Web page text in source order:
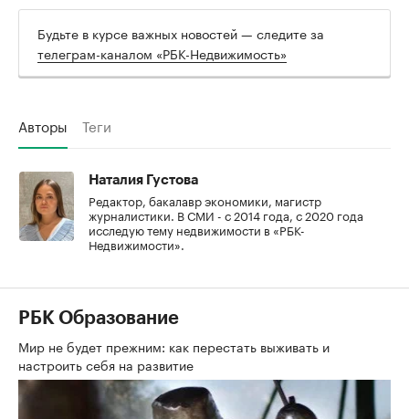
Будьте в курсе важных новостей — следите за
телеграм-каналом «РБК-Недвижимость»
Авторы Теги
Наталия Густова
Редактор, бакалавр экономики, магистр
журналистики. В СМИ - с 2014 года, с 2020 года
исследую тему недвижимости в «РБК-
Недвижимости».
РБК Образование
Мир не будет прежним: как перестать выживать и
настроить себя на развитие